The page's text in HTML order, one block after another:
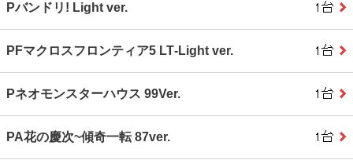
Pバンドリ! Light ver.
PFマクロスフロンティア5 LT‐Light ver.
Pネオモンスターハウス 99Ver.
PA花の慶次~傾奇一転 87ver.